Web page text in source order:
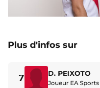
Plus d'infos sur
7 D. PEIXOTO
Joueur EA Sports